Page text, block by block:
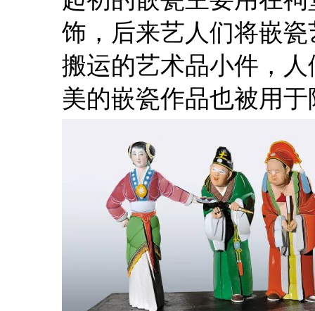
饰，后来艺人们将嵌
搬运的艺术品小件，
美的嵌瓷作品也被用